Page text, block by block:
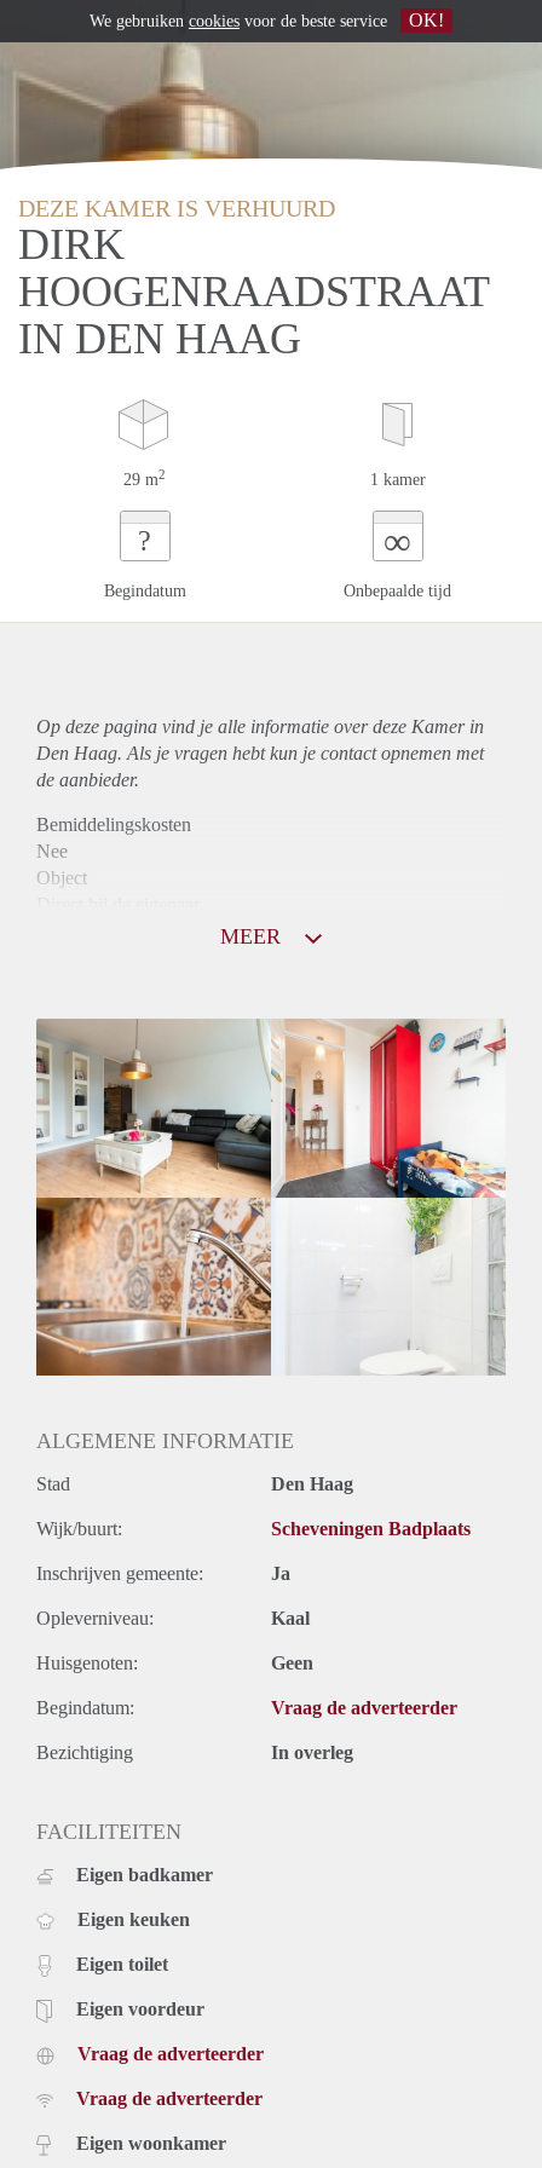
DEZE KAMER IS VERHUURD
DIRK
HOOGENRAADSTRAAT
IN DEN HAAG
29 m2 1 kamer
?
Begindatum
∞
Onbepaalde tijd
Op deze pagina vind je alle informatie over deze Kamer in
Den Haag. Als je vragen hebt kun je contact opnemen met
de aanbieder.
Bemiddelingskosten
Nee
Object
Huurtoeslag
Mogelijk
Inkomen eis
2,5 X Maandhuur Bruto
Huurtermijn
Onbepaalde termijn
Oplevering
Gestoffeerd
MEER
ALGEMENE INFORMATIE
Stad Den Haag
Wijk/buurt: Scheveningen Badplaats
Inschrijven gemeente: Ja
Opleverniveau: Kaal
Huisgenoten: Geen
Begindatum: Vraag de adverteerder
Bezichtiging In overleg
FACILITEITEN
Eigen badkamer
Eigen keuken
Eigen toilet
Eigen voordeur
Vraag de adverteerder
Vraag de adverteerder
Eigen woonkamer
We gebruiken cookies voor de beste service OK!